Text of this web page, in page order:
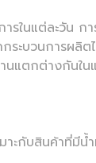
ในแต่ละวัน ก
บวนการผลิ
แตกต่างกันใน
ะกับสินค้าที่มีน้